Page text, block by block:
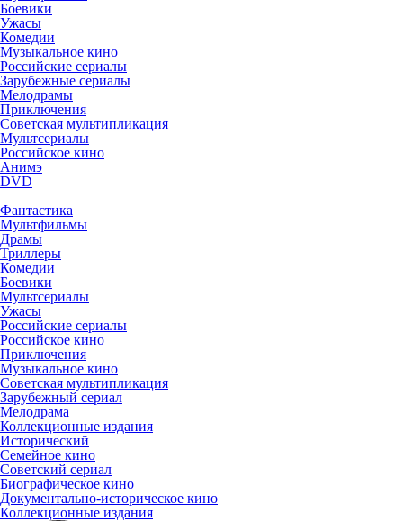
Боевики
Ужасы
Комедии
Музыкальное кино
Российские сериалы
Зарубежные сериалы
Мелодрамы
Приключения
Советская мультипликация
Мультсериалы
Российское кино
Анимэ
DVD
Фантастика
Мультфильмы
Драмы
Триллеры
Комедии
Боевики
Мультсериалы
Ужасы
Российские сериалы
Российское кино
Приключения
Музыкальное кино
Советская мультипликация
Зарубежный сериал
Мелодрама
Коллекционные издания
Исторический
Семейное кино
Советский сериал
Биографическое кино
Документально-историческое кино
Коллекционные издания